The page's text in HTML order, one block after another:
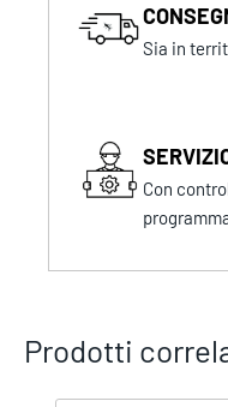
Sia in
Con
Prodotti